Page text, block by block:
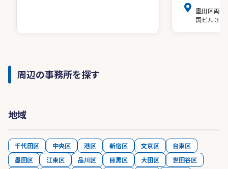
墨田区両
国ビル３階
周辺の事務所を探す
地域
千代田区 中央区 港区 新宿区 文京区
台東区
墨田区
江東区 品川区 目黒区 大田区
世田谷区